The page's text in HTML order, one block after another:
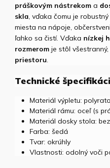
práškovým nástrekom a
skla , vďaka čomu je
miesta na nápoje,
ľahko sa čistí. Vďaka nízkej
rozmerom je stôl
priestoru
Technické
Materiál výpletu:
Materiál rámu: oceľ (s
Materiál dosky stola:
Farba: šedá
Tvar: okrúhly
Vlastnosti: odolný voči